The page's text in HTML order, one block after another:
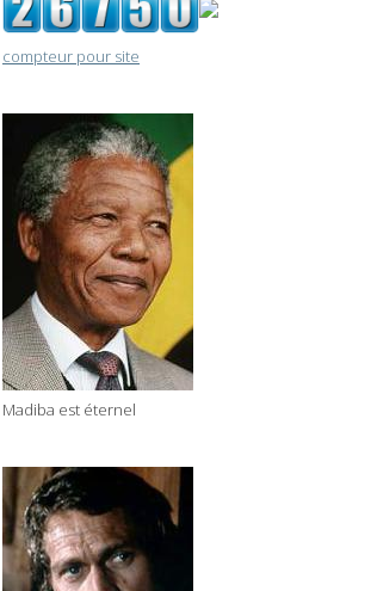
compteur pour site
Madiba est éternel